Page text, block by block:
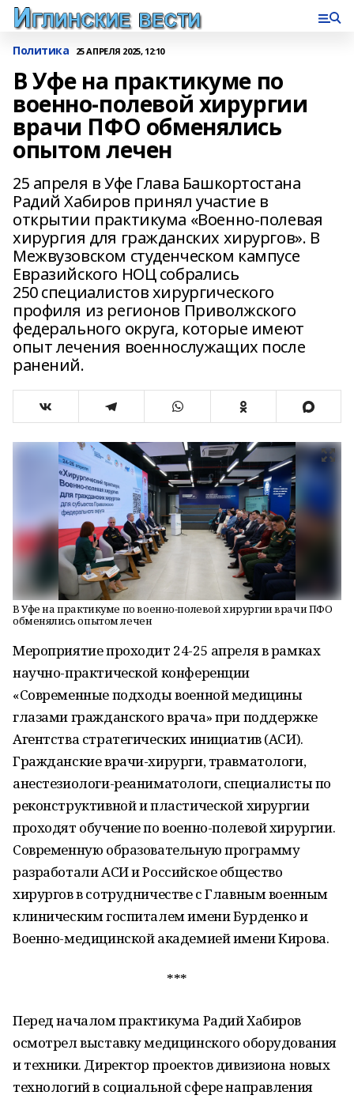
Политика 25 АПРЕЛЯ 2025, 12:10
В Уфе на практикуме по
военно-полевой хирургии
врачи ПФО обменялись
опытом лечен
25 апреля в Уфе Глава Башкортостана
Радий Хабиров принял участие в
открытии практикума «Военно-полевая
хирургия для гражданских хирургов». В
Межвузовском студенческом кампусе
Евразийского НОЦ собрались
250 специалистов хирургического
профиля из регионов Приволжского
федерального округа, которые имеют
опыт лечения военнослужащих после
ранений.
В Уфе на практикуме по военно-полевой хирургии врачи ПФО
обменялись опытом лечен
Мероприятие проходит 24-25 апреля в рамках
научно-практической конференции
«Современные подходы военной медицины
глазами гражданского врача» при поддержке
Агентства стратегических инициатив (АСИ).
Гражданские врачи-хирурги, травматологи,
анестезиологи-реаниматологи, специалисты по
реконструктивной и пластической хирургии
проходят обучение по военно-полевой хирургии.
Современную образовательную программу
разработали АСИ и Российское общество
хирургов в сотрудничестве с Главным военным
клиническим госпиталем имени Бурденко и
Военно-медицинской академией имени Кирова.
***
Перед началом практикума Радий Хабиров
осмотрел выставку медицинского оборудования
и техники. Директор проектов дивизиона новых
технологий в социальной сфере направления